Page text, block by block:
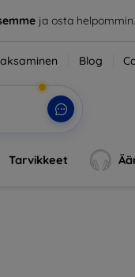
ja osta helpommin.
Blog
Tarvikkeet